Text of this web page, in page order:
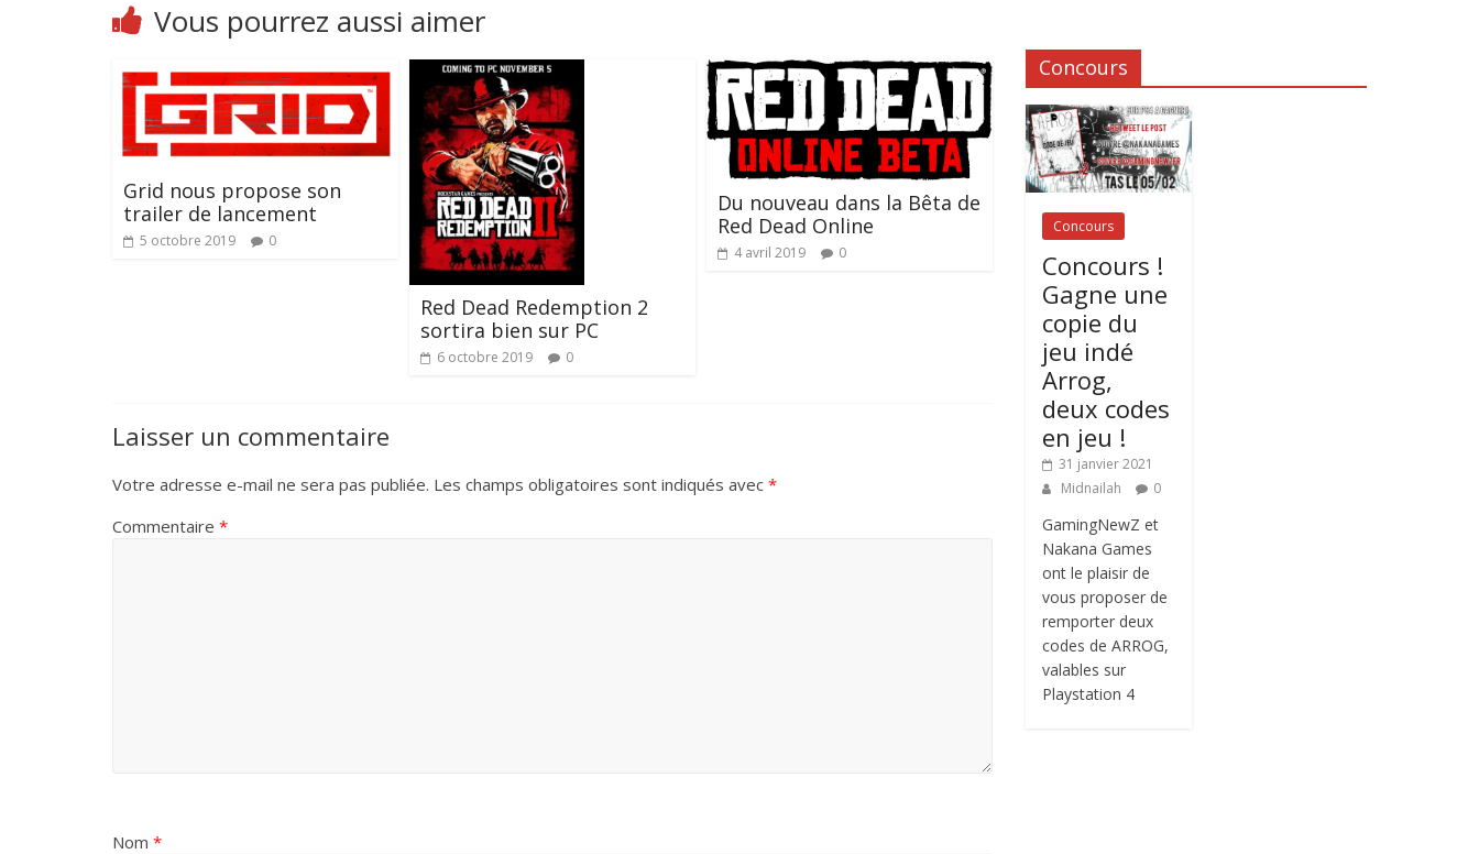
Vous pourrez aussi aimer
Grid nous propose son
trailer de lancement
5 octobre 2019 0
Red Dead Redemption 2
sortira bien sur PC
6 octobre 2019 0
Du nouveau dans la Bêta de
Red Dead Online
4 avril 2019 0
Laisser un commentaire
Votre adresse e-mail ne sera pas publiée. Les champs obligatoires sont indiqués avec *
Commentaire *
Nom *
Concours
Concours
Concours !
Gagne une
copie du
jeu indé
Arrog,
deux codes
en jeu !
31 janvier 2021
Midnailah
0
GamingNewZ et
Nakana Games
ont le plaisir de
vous proposer de
remporter deux
codes de ARROG,
valables sur
Playstation 4